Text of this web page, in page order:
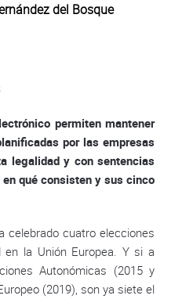
del Bosque
permiten mantener
por las empresas
legalidad y con sentencias
qué consisten y sus cinco
celebrado cuatro elecciones
la Unión Europea. Y si a
Autonómicas (2015 y
(2019), son ya siete el